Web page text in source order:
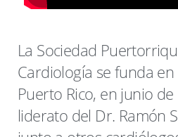
La Sociedad
Cardiología se funda en
Puerto Rico, en junio
liderato del Dr. Ramón